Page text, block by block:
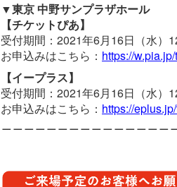
▼東京 中野サンプラザホール
【チケットぴあ】
受付期間：2021年6月16日（水）
お申込みはこちら： https://
【イープラス】
受付期間：2021年6月16日（水）
お申込みはこちら： https://